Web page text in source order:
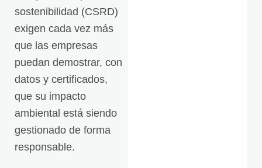
sostenibilidad (CSRD)
exigen cada vez más
que las empresas
puedan demostrar, con
datos y certificados,
que su impacto
ambiental está siendo
gestionado de forma
responsable.